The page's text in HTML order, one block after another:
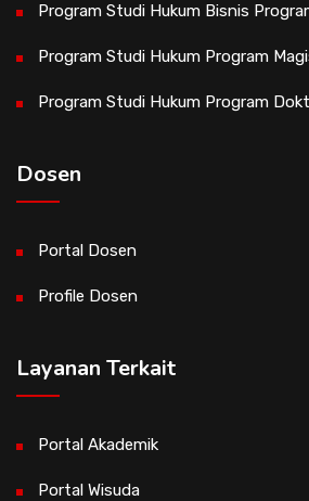
Program Studi Hukum Bisnis
Program Studi Hukum Program
Program Studi Hukum Program
Dosen
Portal Dosen
Profile Dosen
Layanan Terkait
Portal Akademik
Portal Wisuda